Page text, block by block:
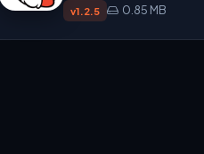
v1.2.5 0.85 MB